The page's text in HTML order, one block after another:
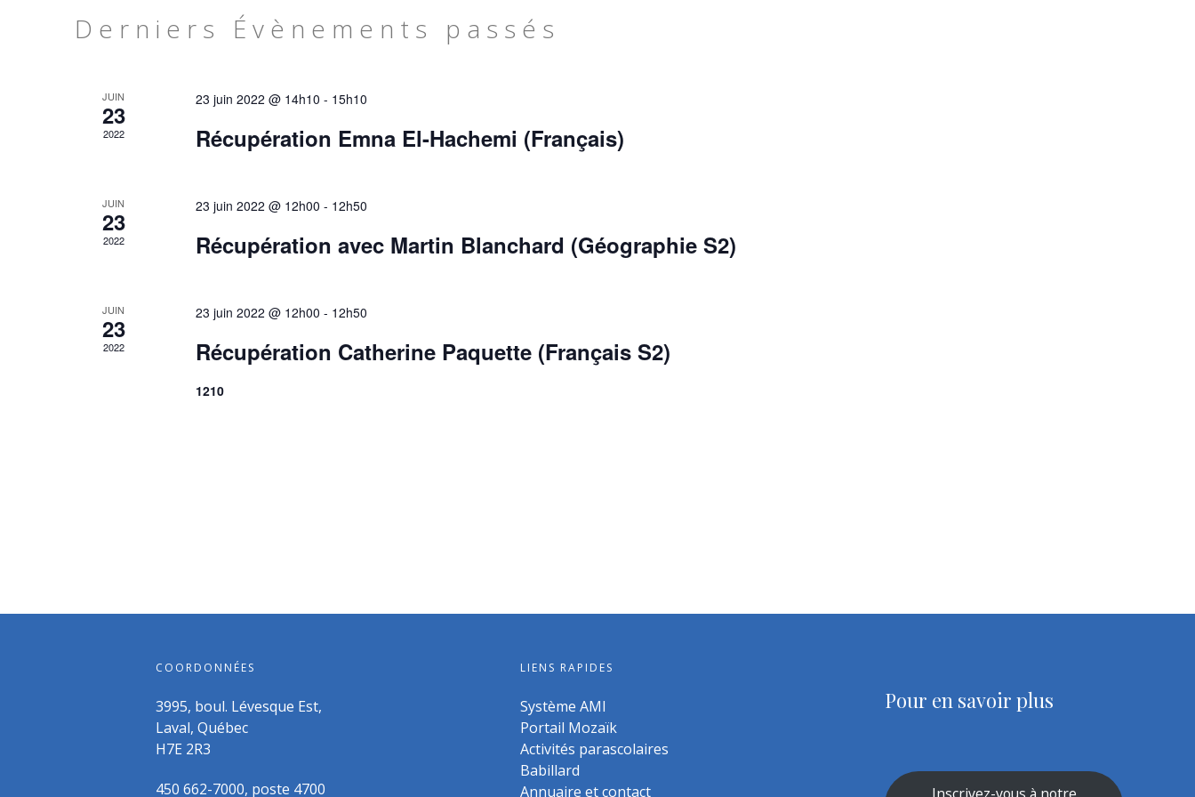
CALENDRIER
DE
Derniers Évènements passés
JUIN
23
2022
23 juin 2022 @ 14h10 - 15h10
Récupération Emna El-Hachemi (Français)
JUIN
23
2022
23 juin 2022 @ 12h00 - 12h50
Récupération avec Martin Blanchard (Géographie S2)
JUIN
23
2022
23 juin 2022 @ 12h00 - 12h50
Récupération Catherine Paquette (Français S2)
1210
COORDONNÉES
3995, boul. Lévesque Est,
Laval, Québec
H7E 2R3
450 662-7000, poste 4700
LIENS RAPIDES
Système AMI
Portail Mozaïk
Activités parascolaires
Babillard
Annuaire et contact
Pour en savoir plus